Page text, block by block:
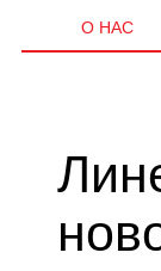
О НАС